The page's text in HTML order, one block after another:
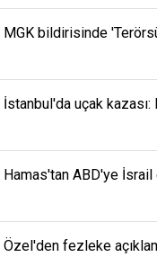
MGK bildirisinde
İstanbul'da uçak kazası:
Hamas'tan ABD'ye İsrail
Özel'den fezleke